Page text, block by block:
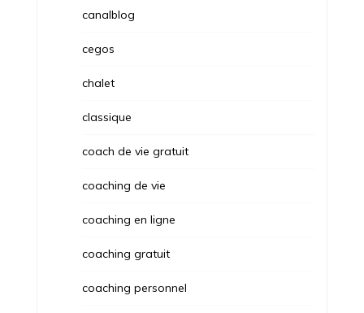
canalblog
cegos
chalet
classique
coach de vie gratuit
coaching de vie
coaching en ligne
coaching gratuit
coaching personnel